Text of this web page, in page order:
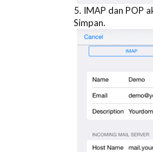
5. IMAP dan POP
Simpan.